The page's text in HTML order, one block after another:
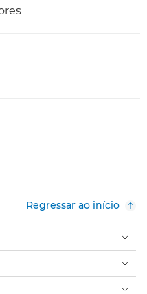
Regressar ao início